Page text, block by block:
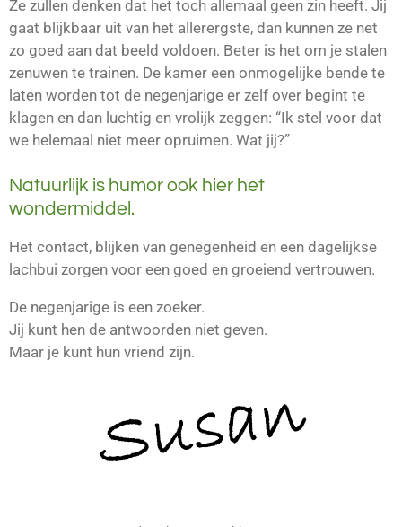
Ze zullen denken dat het toch allemaal geen zin heeft. Jij
gaat blijkbaar uit van het allerergste, dan kunnen ze net
zo goed aan dat beeld voldoen. Beter is het om je stalen
zenuwen te trainen. De kamer een onmogelijke bende te
laten worden tot de negenjarige er zelf over begint te
klagen en dan luchtig en vrolijk zeggen: “Ik stel voor dat
we helemaal niet meer opruimen. Wat jij?”
Natuurlijk is humor ook hier het
wondermiddel.
Het contact, blijken van genegenheid en een dagelijkse
lachbui zorgen voor een goed en groeiend vertrouwen.
De negenjarige is een zoeker.
Jij kunt hen de antwoorden niet geven.
Maar je kunt hun vriend zijn.